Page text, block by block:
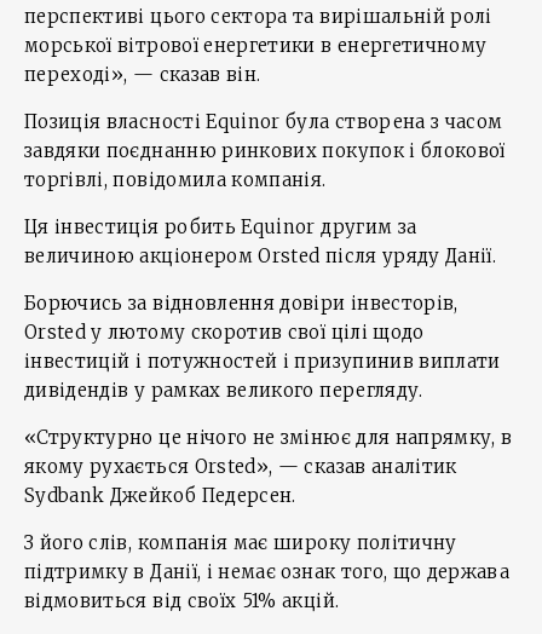
перспективі цього сектора та вирішальній ролі
морської вітрової енергетики в енергетичному
переході», — сказав він.
Позиція власності Equinor була створена з часом
завдяки поєднанню ринкових покупок і блокової
торгівлі, повідомила компанія.
Ця інвестиція робить Equinor другим за
величиною акціонером Orsted після уряду Данії.
Борючись за відновлення довіри інвесторів,
Orsted у лютому скоротив свої цілі щодо
інвестицій і потужностей і призупинив виплати
дивідендів у рамках великого перегляду.
«Структурно це нічого не змінює для напрямку, в
якому рухається Orsted», — сказав аналітик
Sydbank Джейкоб Педерсен.
З його слів, компанія має широку політичну
підтримку в Данії, і немає ознак того, що держава
відмовиться від своїх 51% акцій.